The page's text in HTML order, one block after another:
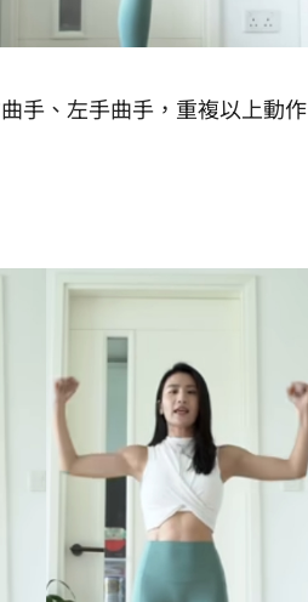
手、左手曲手，重複以上動作